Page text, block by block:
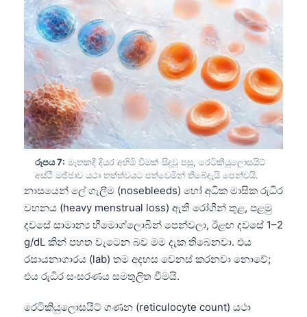
රූපය 7: මෑතකදී දියර අහිමි වීමක් සිදුවූ පසු, රෙටිකියුලොසයිට්
අස්ථි මජ්ජාව යථා තත්ත්වයට පත්වෙමින් තිබේදැයි පෙන්වයි.
නාසයෙන් ලේ ගැලීම (nosebleeds) හෝ අධික මාසික රුධිර
වහනය (heavy menstrual loss) ඇති රෝගීන් තුළ, පළමු
දවසේ සාමාන්‍ය හීමොග්ලොබින් පෙන්වලා, ඊළඟ දවසේ 1–2
g/dL කින් පහත වැටෙන බව මම දැක තිබෙනවා. එය
රසායනාගාරය (lab) තම අදහස වෙනස් කරනවා නොවේ;
එය රුධිර සංසරණය සමතුලිත වීමයි.
රෙටිකියුලොසයිට් ගණන (reticulocyte count) යථා
한국어
Magyar
Shqip
বাংলা
اردو
मराठी
తెలుగు
தமிழ்
ગુજરાતી
ಕನ್ನಡ
മലയാളം
Bahasa Melayu
Tiếng Việt